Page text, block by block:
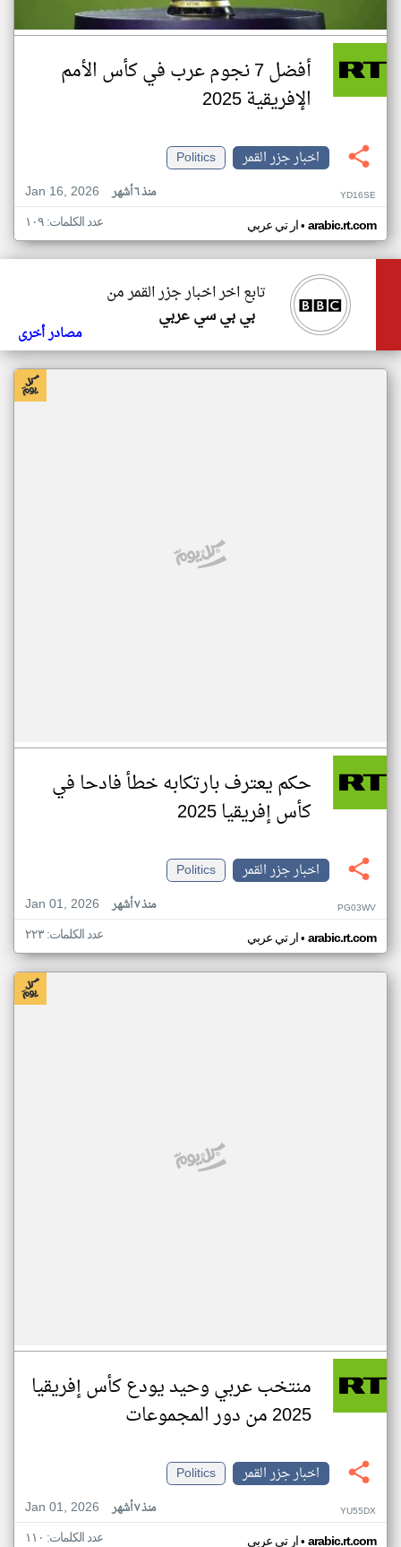
أفضل 7 نجوم عرب في كأس الأمم
الإفريقية 2025
اخبار جزر القمر
Politics
Jan 16, 2026
منذ ٦ أشهر YD16SE
ار تي عربي• arabic.rt.com عدد الكلمات: ١٠٩
تابع اخر اخبار جزر القمر من
بي بي سي عربي
مصادر أخرى
حكم يعترف بارتكابه خطأ فادحا في
كأس إفريقيا 2025
اخبار جزر القمر
Politics
Jan 01, 2026
منذ ٧ أشهر PG03WV
ار تي عربي• arabic.rt.com عدد الكلمات: ٢٢٣
منتخب عربي وحيد يودع كأس إفريقيا
2025 من دور المجموعات
اخبار جزر القمر
Politics
Jan 01, 2026
منذ ٧ أشهر YU55DX
ار تي عربي• arabic.rt.com عدد الكلمات: ١١٠